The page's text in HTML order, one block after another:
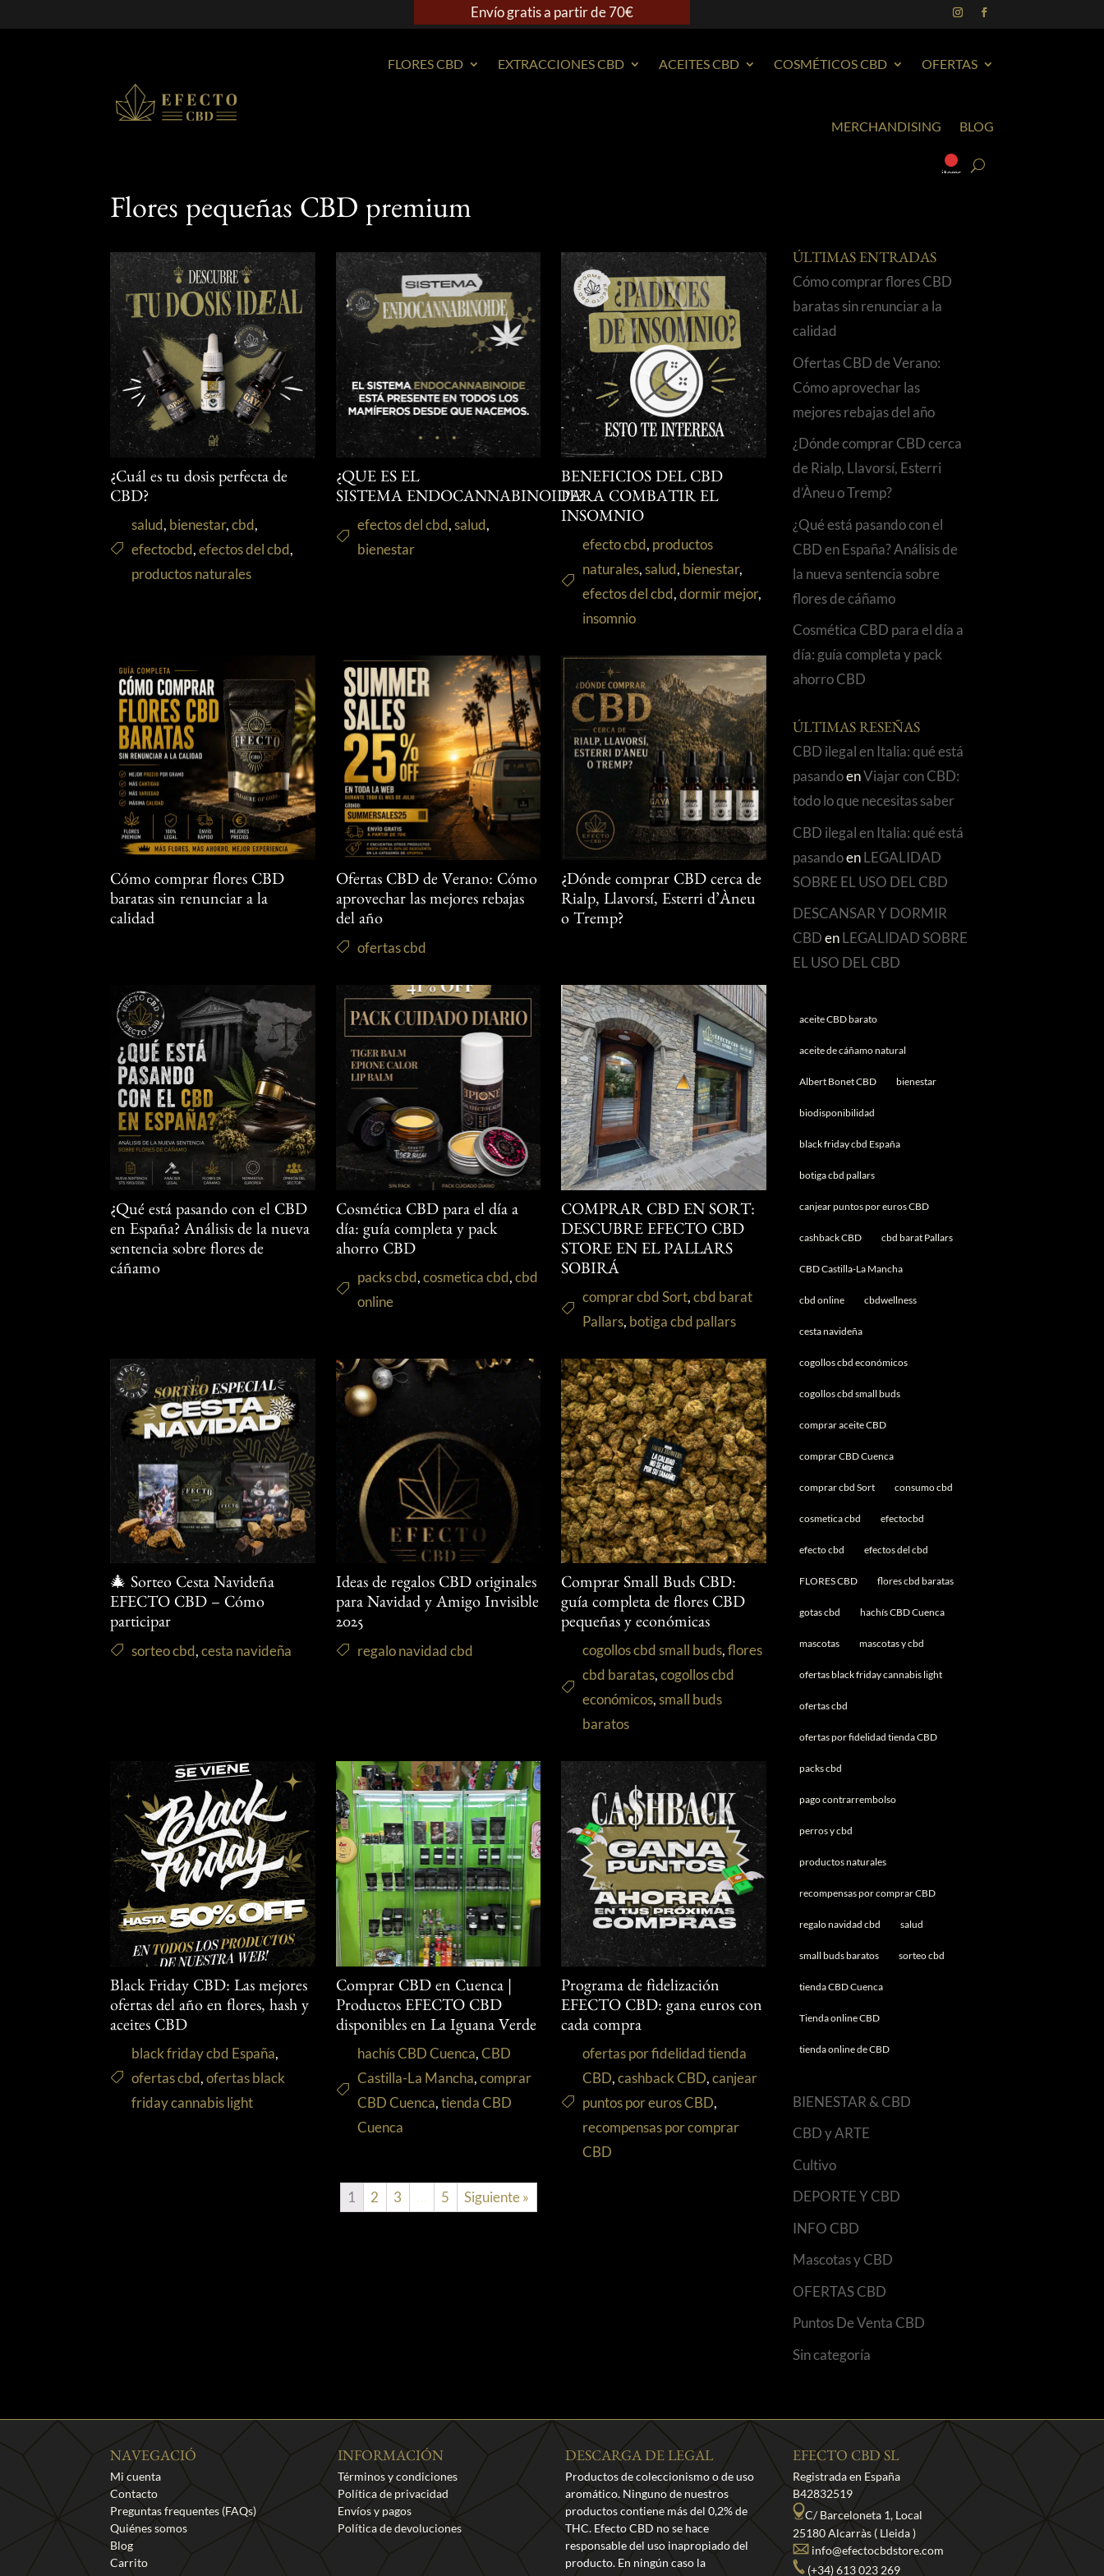
Envío gratis a partir de 70€
FLORES CBD EXTRACCIONES CBD ACEITES CBD COSMÉTICOS CBD OFERTAS
MERCHANDISING BLOG
items
Flores pequeñas CBD premium
¿Cuál es tu dosis perfecta de
CBD?
salud, bienestar,cbd,
efectocbd,efectos del cbd,
productos naturales
¿QUE ES EL
SISTEMA ENDOCANNABINOIDE?
efectos del cbd,salud,
bienestar
BENEFICIOS DEL CBD
PARA COMBATIR EL
INSOMNIO
efecto cbd, productos
naturales,salud, bienestar,
efectos del cbd,dormir mejor,
insomnio
Cómo comprar flores CBD
baratas sin renunciar a la
calidad
Ofertas CBD de Verano: Cómo
aprovechar las mejores rebajas
del año
ofertas cbd
¿Dónde comprar CBD cerca de
Rialp, Llavorsí, Esterri d’Àneu
o Tremp?
¿Qué está pasando con el CBD
en España? Análisis de la nueva
sentencia sobre flores de
cáñamo
Cosmética CBD para el día a
día: guía completa y pack
ahorro CBD
packs cbd,cosmetica cbd,cbd
online
COMPRAR CBD EN SORT:
DESCUBRE EFECTO CBD
STORE EN EL PALLARS
SOBIRÁ
comprar cbd Sort,cbd barat
Pallars, botiga cbd pallars
🎄 Sorteo Cesta Navideña
EFECTO CBD – Cómo
participar
sorteo cbd,cesta navideña
Ideas de regalos CBD originales
para Navidad y Amigo Invisible
2025
regalo navidad cbd
Comprar Small Buds CBD:
guía completa de flores CBD
pequeñas y económicas
cogollos cbd small buds,flores
cbd baratas,cogollos cbd
económicos,small buds
baratos
Black Friday CBD: Las mejores
ofertas del año en flores, hash y
aceites CBD
black friday cbd España,
ofertas cbd,ofertas black
friday cannabis light
Comprar CBD en Cuenca |
Productos EFECTO CBD
disponibles en La Iguana Verde
hachís CBD Cuenca,CBD
Castilla-La Mancha,comprar
CBD Cuenca,tienda CBD
Cuenca
Programa de fidelización
EFECTO CBD: gana euros con
cada compra
ofertas por fidelidad tienda
CBD,cashback CBD,canjear
puntos por euros CBD,
recompensas por comprar
CBD
1 2 3 5 Siguiente »
ÚLTIMAS ENTRADAS
Cómo comprar flores CBD
baratas sin renunciar a la
calidad
Ofertas CBD de Verano:
Cómo aprovechar las
mejores rebajas del año
¿Dónde comprar CBD cerca
de Rialp, Llavorsí, Esterri
d’Àneu o Tremp?
¿Qué está pasando con el
CBD en España? Análisis de
la nueva sentencia sobre
flores de cáñamo
Cosmética CBD para el día a
día: guía completa y pack
ahorro CBD
ÚLTIMAS RESEÑAS
CBD ilegal en Italia: qué está
pasandoenViajar con CBD:
todo lo que necesitas saber
CBD ilegal en Italia: qué está
pasandoenLEGALIDAD
SOBRE EL USO DEL CBD
DESCANSAR Y DORMIR
CBDenLEGALIDAD SOBRE
EL USO DEL CBD
aceite CBD barato
aceite de cáñamo natural
Albert Bonet CBD bienestar
biodisponibilidad
black friday cbd España
botiga cbd pallars
canjear puntos por euros CBD
cashback CBD cbd barat Pallars
CBD Castilla-La Mancha
cbd online cbdwellness
cesta navideña
cogollos cbd económicos
cogollos cbd small buds
comprar aceite CBD
comprar CBD Cuenca
comprar cbd Sort consumo cbd
cosmetica cbd efectocbd
efecto cbd efectos del cbd
FLORES CBD flores cbd baratas
gotas cbd hachís CBD Cuenca
mascotas mascotas y cbd
ofertas black friday cannabis light
ofertas cbd
ofertas por fidelidad tienda CBD
packs cbd
pago contrarrembolso
perros y cbd
productos naturales
recompensas por comprar CBD
regalo navidad cbd salud
small buds baratos sorteo cbd
tienda CBD Cuenca
Tienda online CBD
tienda online de CBD
BIENESTAR & CBD
CBD y ARTE
Cultivo
DEPORTE Y CBD
INFO CBD
Mascotas y CBD
OFERTAS CBD
Puntos De Venta CBD
Sin categoría
NAVEGACIÓ
Mi cuenta
Contacto
Preguntas frequentes (FAQs)
Quiénes somos
Blog
Carrito
INFORMACIÓN
Términos y condiciones
Política de privacidad
Envíos y pagos
Política de devoluciones
DESCARGA DE LEGAL
Productos de coleccionismo o de uso
aromático. Ninguno de nuestros
productos contiene más del 0,2% de
THC. Efecto CBD no se hace
responsable del uso inapropiado del
producto. En ningún caso la
EFECTO CBD SL
Registrada en España
B42832519
C/ Barceloneta 1, Local
25180 Alcarràs ( Lleida )
info@efectocbdstore.com
(+34) 613 023 269